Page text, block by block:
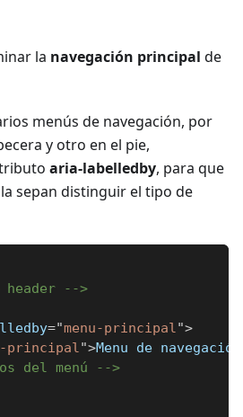
la navegación principal de
menús de navegación, por
y otro en el pie,
aria-labelledby, para que
sepan distinguir el tipo de
-->
="menu-principal">
principal">Menu de
del menú -->